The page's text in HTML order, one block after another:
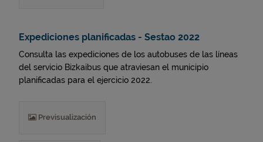
Expediciones planificadas - Sestao 2022
Consulta las expediciones de los autobuses de las líneas
del servicio Bizkaibus que atraviesan el municipio
planificadas para el ejercicio 2022.
Previsualización